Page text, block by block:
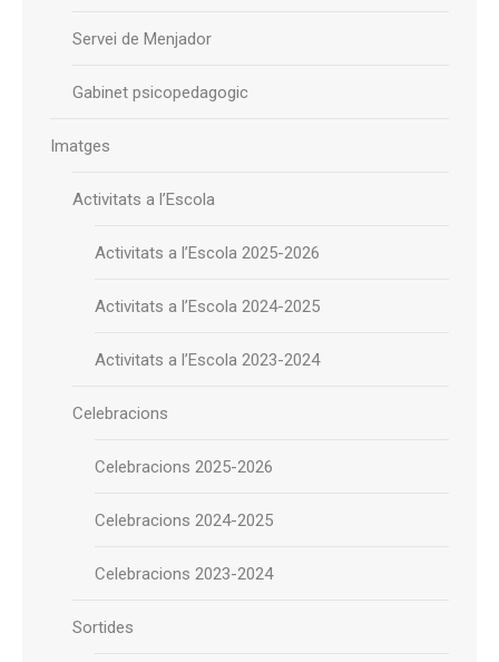
Servei de Menjador
Gabinet psicopedagogic
Imatges
Activitats a l’Escola
Activitats a l’Escola 2025-2026
Activitats a l’Escola 2024-2025
Activitats a l’Escola 2023-2024
Celebracions
Celebracions 2025-2026
Celebracions 2024-2025
Celebracions 2023-2024
Sortides